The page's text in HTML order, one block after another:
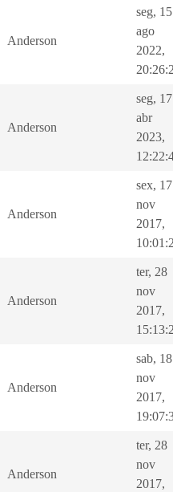
Anderson
seg, 15
ago
2022,
Anderson
seg, 17
abr
2023,
Anderson
sex, 17
nov
2017,
Anderson
ter, 28
nov
2017,
Anderson
sab, 18
nov
2017,
Anderson
ter, 28
nov
2017,